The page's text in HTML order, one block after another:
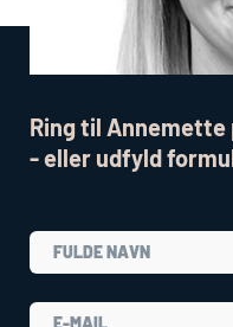
Ring til Annemette
- eller udfyld